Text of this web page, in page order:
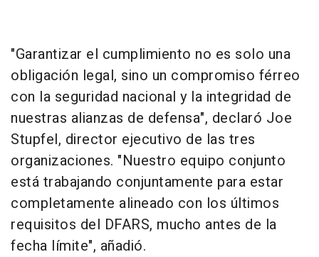
"Garantizar el cumplimiento no es solo una
obligación legal, sino un compromiso férreo
con la seguridad nacional y la integridad de
nuestras alianzas de defensa", declaró Joe
Stupfel, director ejecutivo de las tres
organizaciones. "Nuestro equipo conjunto
está trabajando conjuntamente para estar
completamente alineado con los últimos
requisitos del DFARS, mucho antes de la
fecha límite", añadió.